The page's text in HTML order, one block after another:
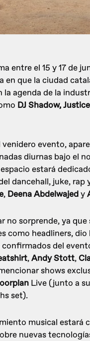
entre el 15 y 17 de
en que la ciudad
la agenda de la
DJ Shadow,Justice
evento,
diurnas bajo el
estará
dancehall, juke,
, Deena Abdelwajedy
no sorprende, ya
como headliners,
del
,Andy Stott,
shows
Live (junto a
set).
musical estará
nuevas